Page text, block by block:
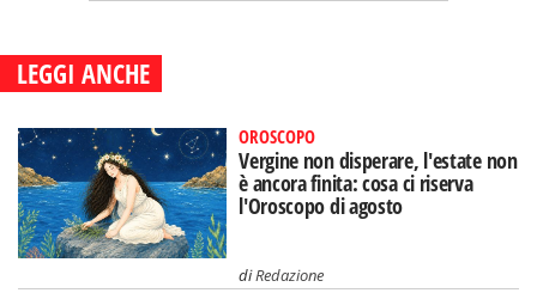
LEGGI ANCHE
OROSCOPO
Vergine non disperare, l'estate non
è ancora finita: cosa ci riserva
l'Oroscopo di agosto
diRedazione